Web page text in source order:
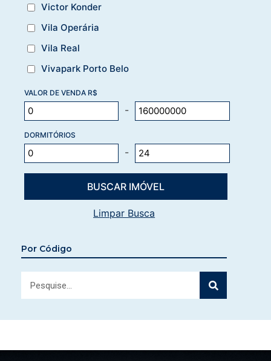
Victor Konder
Vila Operária
Vila Real
Vivapark Porto Belo
VALOR DE VENDA R$
-
DORMITÓRIOS
-
Limpar Busca
Por Código